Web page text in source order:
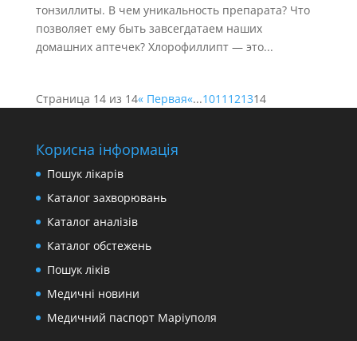
тонзиллиты. В чем уникальность препарата? Что
позволяет ему быть завсегдатаем наших
домашних аптечек? Хлорофиллипт — это...
Страница 14 из 14« Первая«...1011 121314
Корисна інформація
Пошук лікарів
Каталог захворювань
Каталог аналізів
Каталог обстежень
Пошук ліків
Медичні новини
Медичний паспорт Маріуполя